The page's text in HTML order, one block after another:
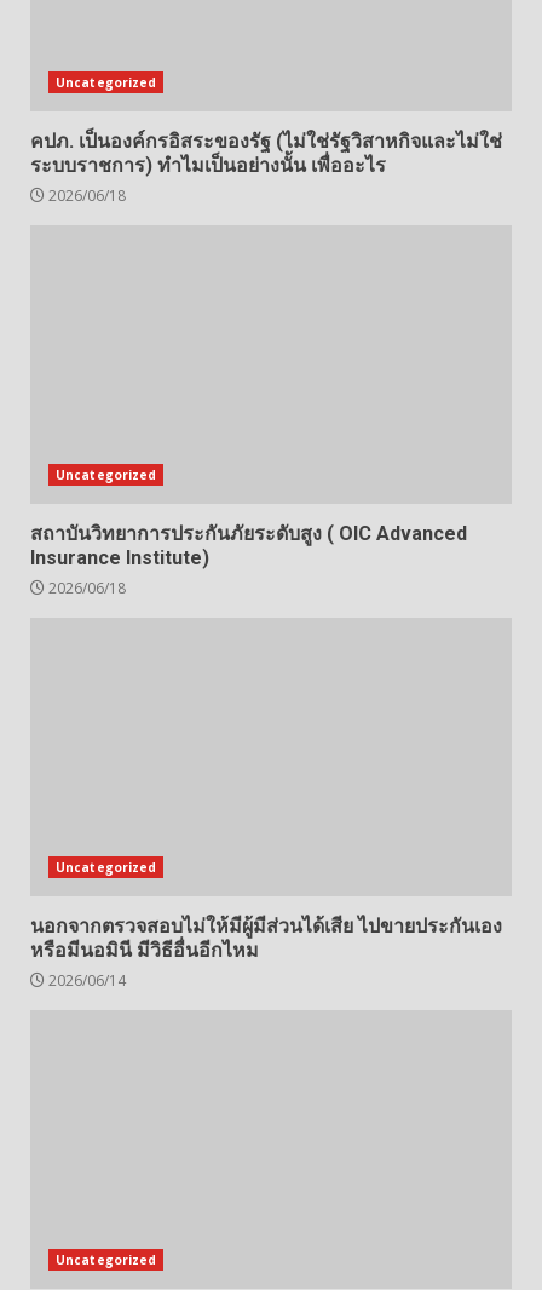
Uncategorized
คปภ. เป็นองค์กรอิสระของรัฐ (ไม่ใช่รัฐวิสาหกิจและไม่ใช่
ระบบราชการ) ทำไมเป็นอย่างนั้น เพื่ออะไร
2026/06/18
Uncategorized
สถาบันวิทยาการประกันภัยระดับสูง ( OIC Advanced
Insurance Institute)
2026/06/18
Uncategorized
นอกจากตรวจสอบไม่ให้มีผู้มีส่วนได้เสีย ไปขายประกันเอง
หรือมีนอมินี มีวิธีอื่นอีกไหม
2026/06/14
Uncategorized